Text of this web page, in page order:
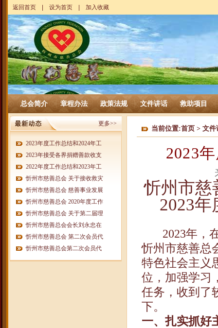
返回首页 设为首页 加入收藏
总会简介 章程办法 政策法规 文件讲话 救助项目
当前位置:首页 > 文件
2023
忻州市慈
2023年
2023年，
忻州市慈善总
特色社会主义
位，加强学习
任务，收到了
下。
一、扎实抓好
更多>>
2023年度工作总结和2024年工
2023年接受各界捐赠善款收支
2022年度工作总结和2023年工
忻州市慈善总会 关于接收救灾
忻州市慈善总会 慈善事业发展
忻州市慈善总会 2020年度工作
忻州市慈善总会 关于第二届理
忻州市慈善总会会长刘永忠在
忻州市慈善总会 第二次会员代
忻州市慈善总会第二次会员代